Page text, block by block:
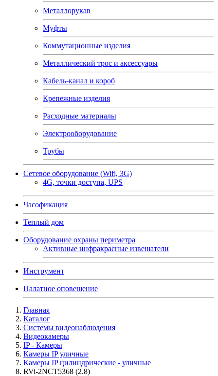
Металлорукав
Муфты
Коммутационные изделия
Металлический трос и аксессуары
Кабель-канал и короб
Крепежные изделия
Расходные материалы
Электрооборудование
Трубы
Сетевое оборудование (Wifi, 3G)
4G, точки доступа, UPS
Часофикация
Теплый дом
Оборудование охраны периметра
Активные инфракрасные извещатели
Инструмент
Палатное оповещение
Главная
Каталог
Системы видеонаблюдения
Видеокамеры
IP - Камеры
Камеры IP уличные
Камеры IP цилиндрические - уличные
RVi-2NCT5368 (2.8)